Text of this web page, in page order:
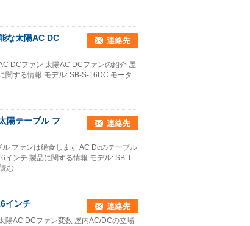
な太陽AC DC
連絡先
DCファン 太陽AC DCファンの紹介 屋
関する情報 モデル: SB-S-16DC モータ
陽テーブル フ
連絡先
ファンは絶食します AC Dcのテーブル
インチ 製品に関する情報 モデル: SB-T-
む
インチ 連絡先
陽AC DCファン変数 屋内AC/DCの立場